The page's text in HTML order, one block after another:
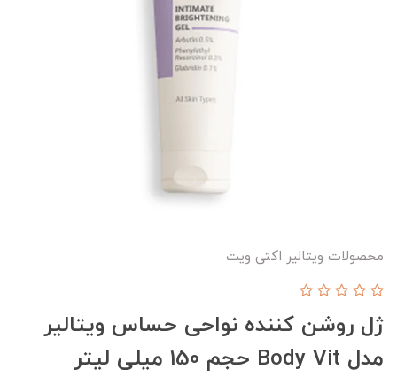
محصولات ویتالیر اکتی ویت
ژل روشن کننده نواحی حساس ویتالیر
مدل Body Vit حجم 150 میلی لیتر